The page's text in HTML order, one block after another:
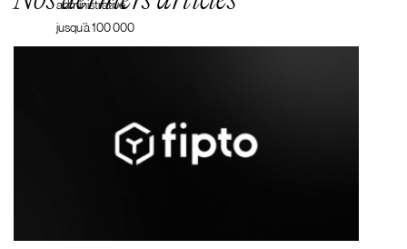
administrative
jusqu’à 100 000
euros